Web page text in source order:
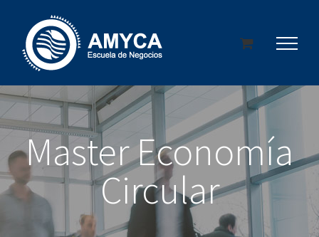
contenido
Master Economía
Circular